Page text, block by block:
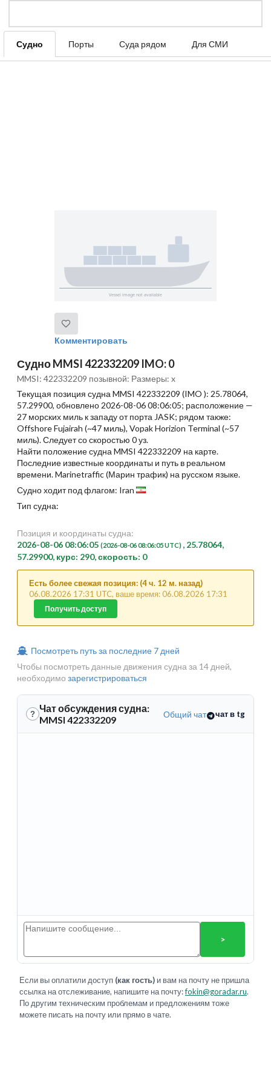
Судно Порты Суда рядом Для СМИ
Комментировать
Судно MMSI 422332209 IMO: 0
MMSI: 422332209 позывной: Размеры: x
Текущая позиция судна MMSI 422332209 (IMO ): 25.78064,
57.29900, обновлено 2026-08-06 08:06:05; расположение —
27 морских миль к западу от порта JASK; рядом также:
Offshore Fujairah (~47 миль), Vopak Horizion Terminal (~57
миль). Следует со скоростью 0 уз.
Найти положение судна MMSI 422332209 на карте.
Последние известные координаты и путь в реальном
времени. Marinetraffic (Марин трафик) на русском языке.
Судно ходит под флагом: Iran
Тип судна:
Позиция и координаты судна:
2026-08-06 08:06:05 (2026-08-06 08:06:05 UTC) , 25.78064,
57.29900, курс: 290, скорость: 0
Есть более свежая позиция: (4 ч. 12 м. назад)
06.08.2026 17:31 UTC, ваше время: 06.08.2026 17:31
Получить доступ
Посмотреть путь за последние 7 дней
Чтобы посмотреть данные движения судна за 14 дней,
необходимо зарегистрироваться
? Чат обсуждения судна:
MMSI 422332209
Общий чат чат в tg
>
Если вы оплатили доступ (как гость) и вам на почту не пришла
ссылка на отслеживание, напишите на почту:fokin@goradar.ru.
По другим техническим проблемам и предложениям тоже
можете писать на почту или прямо в чате.